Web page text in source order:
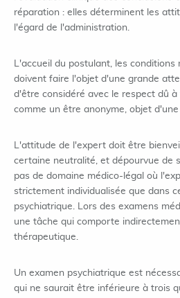
réparation : elles déterminent les
l'égard de l'administration.
L'accueil du postulant, les conditions
doivent faire l'objet d'une grande
d'être considéré avec le respect dû
comme un être anonyme, objet
L'attitude de l'expert doit être
certaine neutralité, et dépourvue de
pas de domaine médico-légal où
strictement individualisée que dans
psychiatrique. Lors des examens
une tâche qui comporte
thérapeutique.
Un examen psychiatrique est
qui ne saurait être inférieure à trois